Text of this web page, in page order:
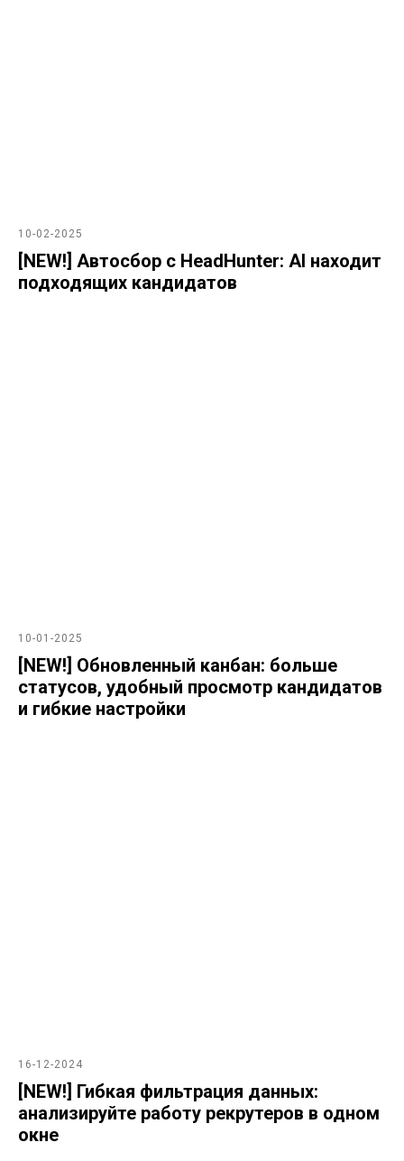
10-02-2025
[NEW!] Автосбор с HeadHunter: AI находит
подходящих кандидатов
10-01-2025
[NEW!] Обновленный канбан: больше
статусов, удобный просмотр кандидатов
и гибкие настройки
16-12-2024
[NEW!] Гибкая фильтрация данных:
анализируйте работу рекрутеров в одном
окне